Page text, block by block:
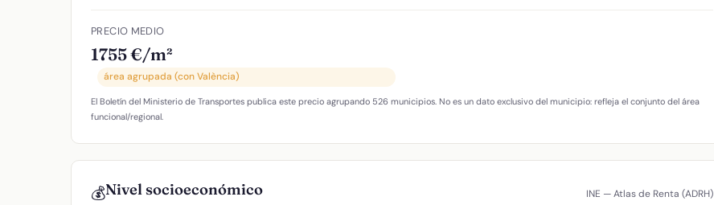
PRECIO MEDIO
1755 €/m²
área agrupada (con València)
El Boletín del Ministerio de Transportes publica este precio agrupando 526 municipios. No es un dato exclusivo del municipio: refleja el conjunto del área
funcional/regional.
💰Nivel socioeconómico INE — Atlas de Renta (ADRH)